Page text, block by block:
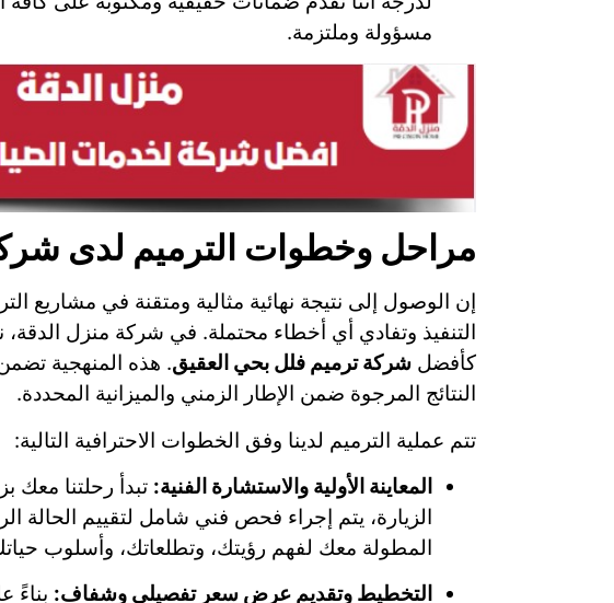
مسؤولة وملتزمة.
مراحل وخطوات الترميم لدى
إن الوصول إلى نتيجة نهائية مثالية ومتقنة في
التنفيذ وتفادي أي أخطاء محتملة. في شركة منزل
كأفضلشركة ترميم فلل بحي العقيق. هذه المنهجية
النتائج المرجوة ضمن الإطار الزمني والميزانية المحددة.
تتم عملية الترميم لدينا وفق الخطوات الاحترافية التالية:
المعاينة الأولية والاستشارة الفنية: تبدأ رحلتنا معك
الزيارة، يتم إجراء فحص فني شامل لتقييم الحالة
المطولة معك لفهم رؤيتك، وتطلعاتك، وأسلوب
التخطيط وتقديم عرض سعر تفصيلي وشفاف: بناءً